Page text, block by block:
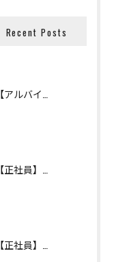
Recent Posts